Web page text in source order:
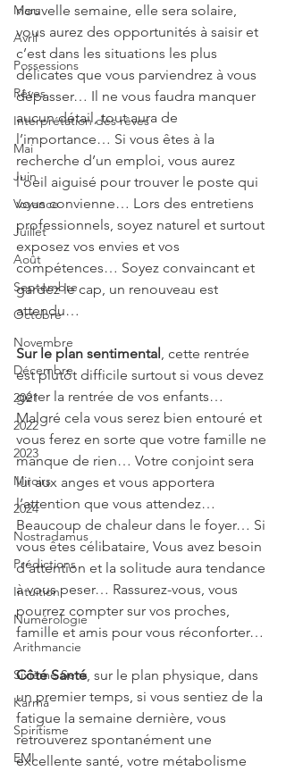
Mars
Avril
Possessions
Rêves
Interprétation des rêves
Mai
Juin
Voyance
Juillet
Août
Septembre
Octobre
Novembre
Décembre
2021
2022
2023
Miroirs
2024
Nostradamus
Prédictions
Intuition
Numérologie
Arithmancie
Sixième Sens
Karma
Spiritisme
EMI
nouvelle semaine, elle sera solaire,
vous aurez des opportunités à saisir et
c’est dans les situations les plus
délicates que vous parviendrez à vous
dépasser… Il ne vous faudra manquer
aucun détail, tout aura de
l’importance… Si vous êtes à la
recherche d’un emploi, vous aurez
l’oeil aiguisé pour trouver le poste qui
vous convienne… Lors des entretiens
professionnels, soyez naturel et surtout
exposez vos envies et vos
compétences… Soyez convaincant et
gardez le cap, un renouveau est
attendu…
Sur le plan sentimental , cette rentrée
est plutôt difficile surtout si vous devez
gérer la rentrée de vos enfants…
Malgré cela vous serez bien entouré et
vous ferez en sorte que votre famille ne
manque de rien… Votre conjoint sera
lui aux anges et vous apportera
l’attention que vous attendez…
Beaucoup de chaleur dans le foyer… Si
vous êtes célibataire, Vous avez besoin
d’attention et la solitude aura tendance
à vous peser… Rassurez-vous, vous
pourrez compter sur vos proches,
famille et amis pour vous réconforter…
Côté Santé, sur le plan physique, dans
un premier temps, si vous sentiez de la
fatigue la semaine dernière, vous
retrouverez spontanément une
excellente santé, votre métabolisme